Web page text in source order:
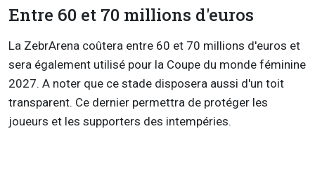
Entre 60 et 70 millions d'euros
La ZebrArena coûtera entre 60 et 70 millions d'euros et
sera également utilisé pour la Coupe du monde féminine
2027. A noter que ce stade disposera aussi d'un toit
transparent. Ce dernier permettra de protéger les
joueurs et les supporters des intempéries.